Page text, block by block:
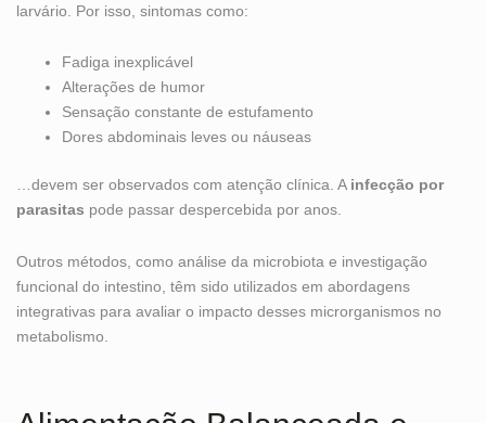
larvário. Por isso, sintomas como:
Fadiga inexplicável
Alterações de humor
Sensação constante de estufamento
Dores abdominais leves ou náuseas
…devem ser observados com atenção clínica. A infecção por
parasitas pode passar despercebida por anos.
Outros métodos, como análise da microbiota e investigação
funcional do intestino, têm sido utilizados em abordagens
integrativas para avaliar o impacto desses microrganismos no
metabolismo.